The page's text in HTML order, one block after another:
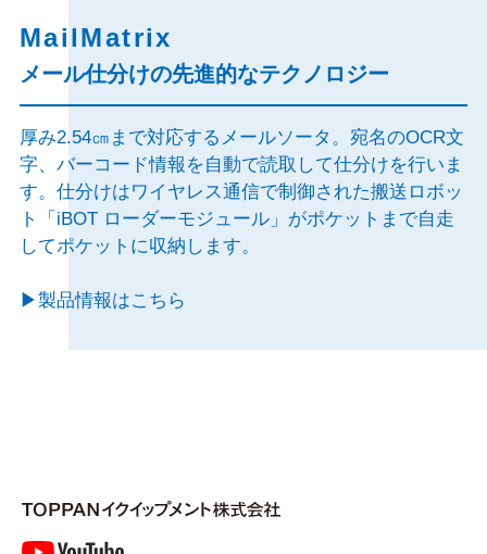
MailMatrix
メール仕分けの先進的なテクノロジー
厚み2.54㎝まで対応するメールソータ。宛名のOCR文
字、バーコード情報を自動で読取して仕分けを行いま
す。仕分けはワイヤレス通信で制御された搬送ロボッ
ト「iBOT ローダーモジュール」がポケットまで自走
してポケットに収納します。
▶製品情報はこちら